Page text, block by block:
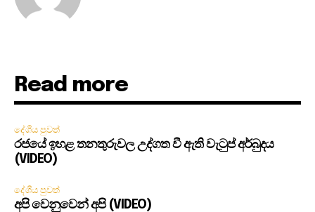
Read more
දේශීය පුවත්
රජයේ ඉහළ තනතුරුවල උද්ගත වී ඇති වැටුප් අර්බුදය
(VIDEO)
දේශීය පුවත්
අපි වෙනුවෙන් අපි (VIDEO)